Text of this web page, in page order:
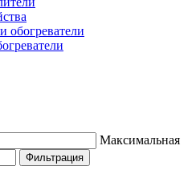
обогреватели
Максимальная
Фильтрация